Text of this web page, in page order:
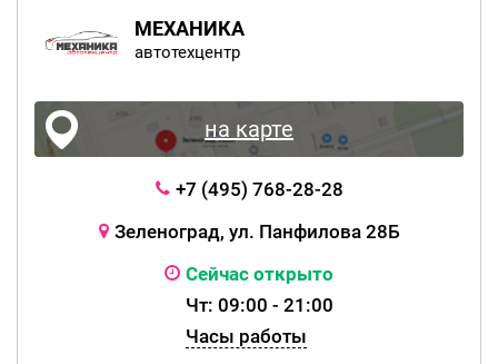
МЕХАНИКА
автотехцентр
на карте
+7 (495) 768-28-28
Зеленоград, ул. Панфилова 28Б
Сейчас открыто
Чт: 09:00 - 21:00
Часы работы